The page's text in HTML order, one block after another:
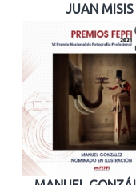
JUAN MISIS